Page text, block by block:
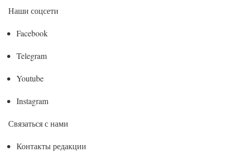
Наши соцсети
Facebook
Telegram
Youtube
Instagram
Связаться с нами
Контакты редакции